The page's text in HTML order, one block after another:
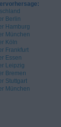
Berlin
Hamburg
München
Köln
Frankfurt
Essen
Leipzig
Bremen
Stuttgart
München